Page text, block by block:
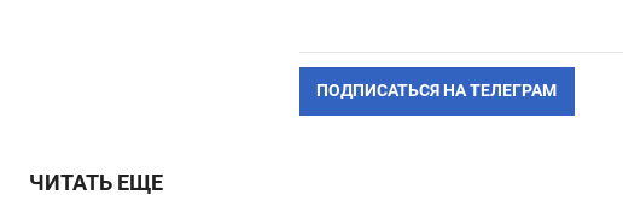
ПОДПИСАТЬСЯ НА ТЕЛЕГРАМ
ЧИТАТЬ ЕЩЕ